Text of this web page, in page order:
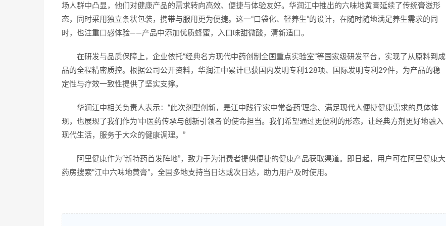
场人群中凸显，他们对健康产品的需求转向高效、便捷与体验友好。华润江中推出的六味地黄膏延续了传统膏滋形
态，同时采用独立条状包装，携带与服用更为便捷。这一“口袋化、轻养生”的设计，在随时随地满足养生需求的同
时，也注重口感体验——产品中添加优质蜂蜜，入口味甜微酸，清新适口。
在研发与品质保障上，企业依托“经典名方现代中药创制全国重点实验室”等国家级研发平台，实现了从原料到成
品的全程精密质控。根据公司公开资料，华润江中累计已获国内发明专利128项、国际发明专利29件，为产品的稳
定性与疗效一致性提供了坚实支撑。
华润江中相关负责人表示：“此次剂型创新，是江中践行‘家中常备药’理念、满足现代人便捷健康需求的具体体
现，也展现了我们作为‘中医药传承与创新引领者’的使命担当。我们希望通过更便利的形态，让经典方剂更好地融入
现代生活，服务于大众的健康调理。”
阿里健康作为“新特药首发阵地”，致力于为消费者提供便捷的健康产品获取渠道。即日起，用户可在阿里健康大
药房搜索“江中六味地黄膏”，全国多地支持当日达或次日达，助力用户及时使用。